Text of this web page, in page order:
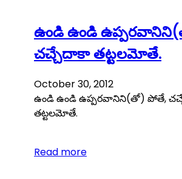
ఉండి ఉండి
చచ్చేదాకా తట్టలమోతే.
October 30, 2012
ఉండి ఉండి ఉప్పరవానిని(తో) పోతే,
తట్టలమోతే.
Read more